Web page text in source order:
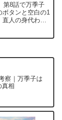
第8話で万季子
タンと空白の1
人の身代わり
察｜万季子は
真相